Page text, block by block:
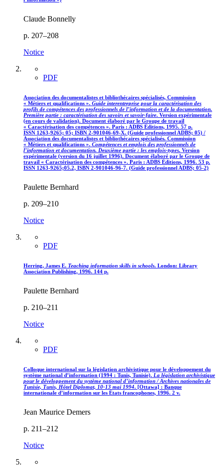
Claude Bonnelly
p. 207–208
Notice
PDF
Association des documentalistes et bibliothécaires spécialisés, Commission
« Métiers et qualifications ». Guide interentreprise pour la caractérisation des
profils de compétences des professionnels de l’information et de la documentation.
Première partie : caractérisation des savoirs et savoir-faire. Version expérimentale
(en cours de validation). Document élaboré par le Groupe de travail
« Caractérisation des compétences ». Paris : ADBS Éditions, 1995. 57 p.
ISSN 1263-9265; 05; ISBN 2-901046-69-X. (Guide professionnel ADBS; 05) /
Association des documentalistes et bibliothécaires spécialisés. Commission
« Métiers et qualifications ». Compétences et emplois des professionnels de
l’information et documentation. Deuxième partie : les emplois-types. Version
expérimentale (version du 16 juillet 1996). Document élaboré par le Groupe de
travail « Caractérisation des compétences ». Paris : ADBS Éditions, 1996. 53 p.
ISSN 1263-9265;05.2, ISBN 2-901046-96-7. (Guide professionnel ADBS; 05-2)
Paulette Bernhard
p. 209–210
Notice
PDF
Herring, James E. Teaching information skills in schools. London: Library
Association Publishing, 1996. 144 p.
Paulette Bernhard
p. 210–211
Notice
PDF
Colloque international sur la législation archivistique pour le développement du
système national d’information (1994 : Tunis, Tunisie). La législation archivistique
pour le développement du système national d’information / Archives nationales de
Tunisie, Tunis, Hôtel Diplomat, 10-13 mai 1994. [Ottawa] : Banque
internationale d’information sur les États francophones, 1996. 2 v.
Jean Maurice Demers
p. 211–212
Notice